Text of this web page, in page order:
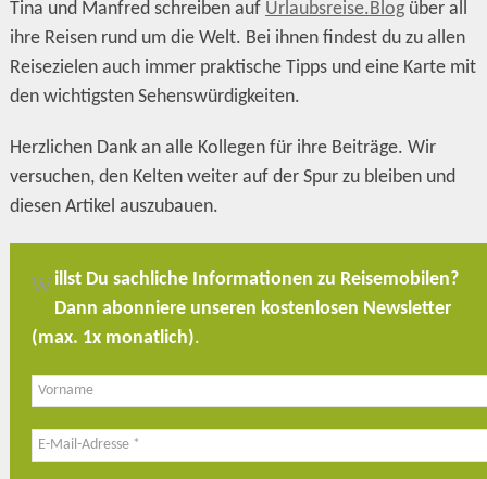
Tina und Manfred schreiben auf Urlaubsreise.Blogüber all
ihre Reisen rund um die Welt. Bei ihnen findest du zu allen
Reisezielen auch immer praktische Tipps und eine Karte mit
den wichtigsten Sehenswürdigkeiten.
Herzlichen Dank an alle Kollegen für ihre Beiträge. Wir
versuchen, den Kelten weiter auf der Spur zu bleiben und
diesen Artikel auszubauen.
Willst Du sachliche Informationen zu Reisemobilen?
Dann abonniere unseren kostenlosen Newsletter
(max. 1x monatlich).